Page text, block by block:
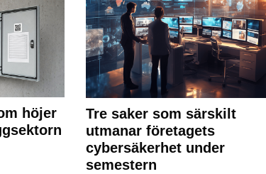
höjer
Tre saker som särskilt
utmanar företagets
cybersäkerhet under
semestern